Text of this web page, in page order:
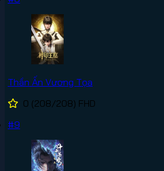
Thần Ấn Vương Tọa
0 (208/208) FHD
#9